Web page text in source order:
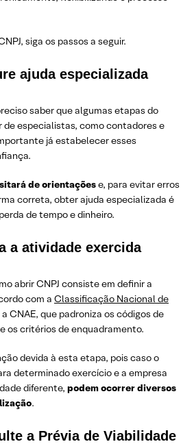
siga os passos a seguir.
ajuda especializada
saber que algumas etapas do
especialistas, como contadores e
já estabelecer esses
de orientaçõese, para evitar erros
correta, obter ajuda especializada é
de tempo e dinheiro.
a atividade exercida
abrir CNPJ consiste em definir a
com a Classificação Nacional de
a CNAE, que padroniza os códigos de
os critérios de enquadramento.
devida à esta etapa, pois caso o
determinado exercício e a empresa
diferente, podem ocorrer diversos
.
a Prévia de Viabilidade